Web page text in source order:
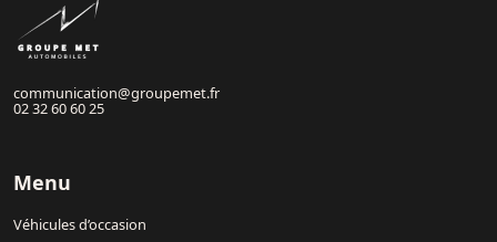
communication@groupemet.fr
02 32 60 60 25
Menu
Véhicules d’occasion